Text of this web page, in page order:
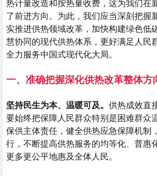
热计量改造和按热量收费，这为我们在
了前进方向。为此，我们应当深刻把握
实推进供热领域改革，加快构建绿色低
慧协同的现代供热体系，更好满足人民
全力服务中国式现代化大局。
一、准确把握深化供热改革整体方
坚持民生为本、温暖可及。 供热成效直
要始终把保障人民群众特别是困难群众
保供主体责任，健全供热应急保障机制
行，不断提高供热服务的均等化、普惠
更多更公平地惠及全体人民。